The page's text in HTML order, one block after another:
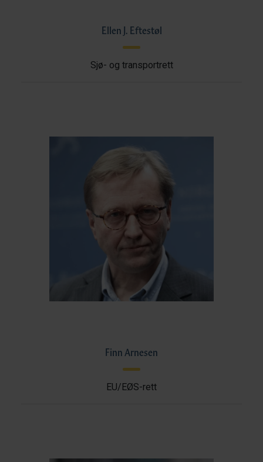
Ellen J. Eftestøl
Sjø- og transportrett
Finn Arnesen
EU/EØS-rett